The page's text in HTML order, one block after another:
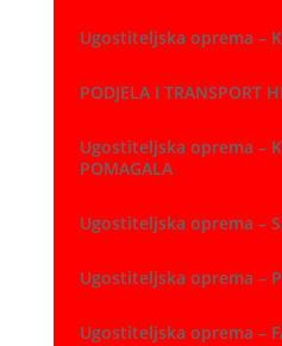
Ugostiteljska oprema –
PODJELA I TRANSPORT
Ugostiteljska oprema –
POMAGALA
Ugostiteljska oprema –
Ugostiteljska oprema –
Ugostiteljska oprema –